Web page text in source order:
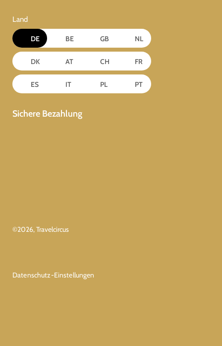
Land
DE BE GB NL
DK AT CH FR
ES IT PL PT
Sichere Bezahlung
©2026, Travelcircus
Datenschutz-Einstellungen